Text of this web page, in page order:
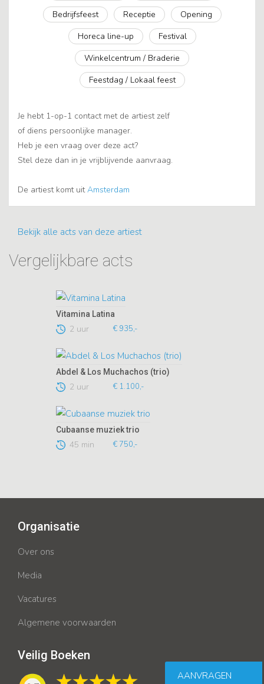
Bedrijfsfeest
Receptie
Opening
Horeca line-up
Festival
Winkelcentrum / Braderie
Feestdag / Lokaal feest
Je hebt 1-op-1 contact met de artiest zelf
of diens persoonlijke manager.
Heb je een vraag over deze act?
Stel deze dan in je vrijblijvende aanvraag.
De artiest komt uitAmsterdam
Bekijk alle acts van deze artiest
Vergelijkbare acts
Vitamina Latina
2 uur € 935,-
Abdel & Los Muchachos (trio)
2 uur € 1.100,-
Cubaanse muziek trio
45 min € 750,-
AANVRAGEN
Organisatie
Over ons
Media
Vacatures
Algemene voorwaarden
Veilig Boeken